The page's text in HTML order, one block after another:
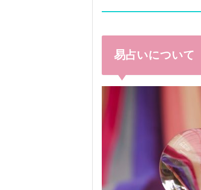
易占いについて